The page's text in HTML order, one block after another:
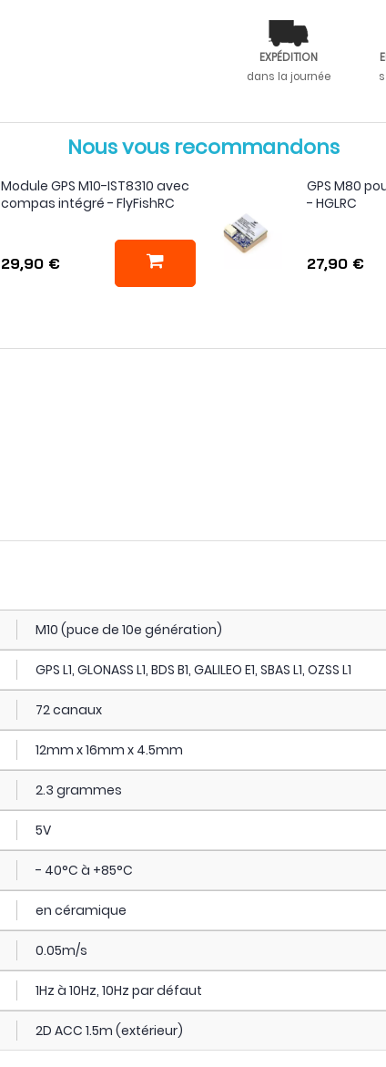
EXPÉDITION
dans la journée
Nous vous recommandons
Module GPS M10-IST8310 avec
compas intégré - FlyFishRC
29,90 €
GPS M80
- HGLRC
27,90 €
M10 (puce de 10e génération)
GPS L1, GLONASS L1, BDS B1, GALILEO E1, SBAS L1, OZSS L1
72 canaux
12mm x 16mm x 4.5mm
2.3 grammes
5V
- 40°C à +85°C
en céramique
0.05m/s
1Hz à 10Hz, 10Hz par défaut
2D ACC 1.5m (extérieur)